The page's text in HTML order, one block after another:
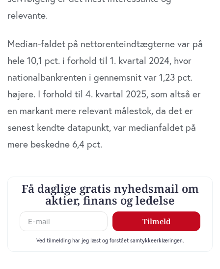
samtykker til vores cookies, hvis du fortsætter med at
anvende vores hjemmeside.
relevante.
Median-faldet på nettorenteindtægterne var på
hele 10,1 pct. i forhold til 1. kvartal 2024, hvor
nationalbankrenten i gennemsnit var 1,23 pct.
højere. I forhold til 4. kvartal 2025, som altså er
en markant mere relevant målestok, da det er
senest kendte datapunkt, var medianfaldet på
mere beskedne 6,4 pct.